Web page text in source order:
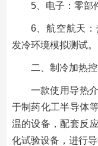
5、电子：零部
6、航空航天
发冷环境模拟测试。
二、制冷加热
一款使用导热
于制药化工半导体
温的设备，配套反
化试验设备，进行